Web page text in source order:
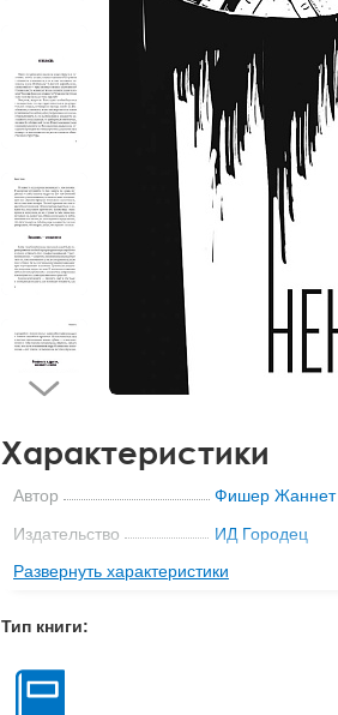
Характеристики
Автор
Фишер Жаннет
Издательство
ИД Городец
Формат книги
188x133x13 мм
Кол-во стр
Развернуть характеристики
Тип книги: